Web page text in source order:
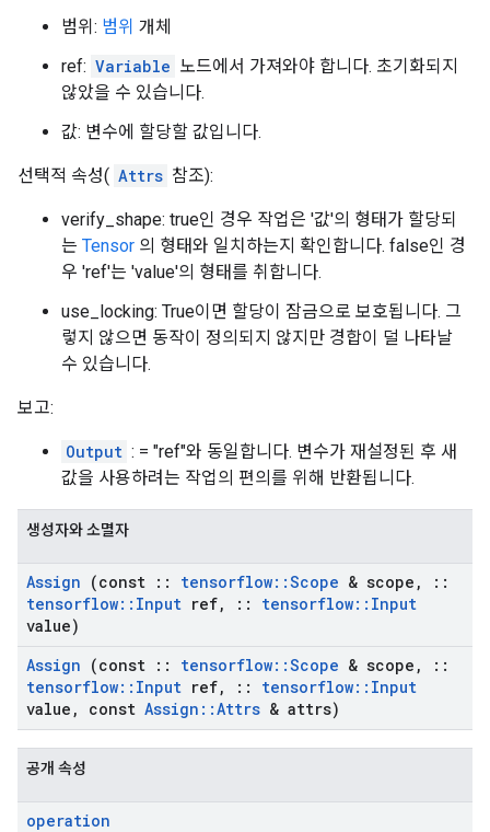
범위: 범위 개체
ref: Variable 노드에서 가져와야 합니다. 초기화되지
않았을 수 있습니다.
값: 변수에 할당할 값입니다.
선택적 속성( Attrs 참조):
verify_shape: true인 경우 작업은 '값'의 형태가 할당되
는 Tensor 의 형태와 일치하는지 확인합니다. false인 경
우 'ref'는 'value'의 형태를 취합니다.
use_locking: True이면 할당이 잠금으로 보호됩니다. 그
렇지 않으면 동작이 정의되지 않지만 경합이 덜 나타날
수 있습니다.
보고:
Output : = "ref"와 동일합니다. 변수가 재설정된 후 새
값을 사용하려는 작업의 편의를 위해 반환됩니다.
생성자와 소멸자
Assign (const :: tensorflow::Scope & scope ,
::
tensorflow:: Input ref, :: tensorflow:: Input
value)
Assign (const :: tensorflow::Scope & scope ,
::
tensorflow:: Input ref, :: tensorflow:: Input
value , const Assign ::Attrs & attrs)
공개 속성
operation